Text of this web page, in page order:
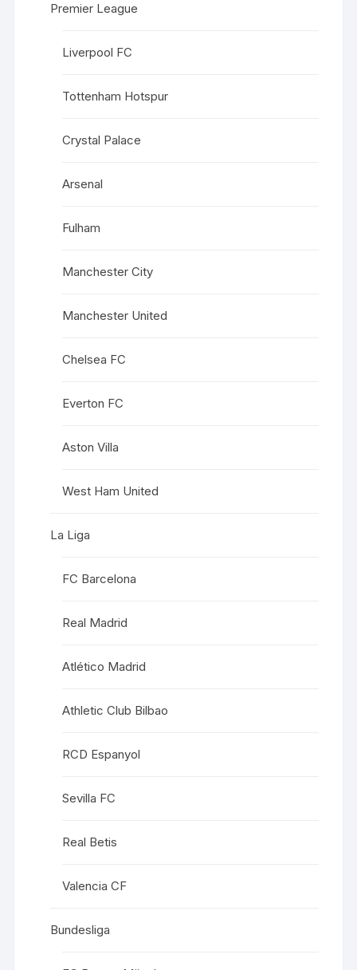
Premier League
Liverpool FC
Tottenham Hotspur
Crystal Palace
Arsenal
Fulham
Manchester City
Manchester United
Chelsea FC
Everton FC
Aston Villa
West Ham United
La Liga
FC Barcelona
Real Madrid
Atlético Madrid
Athletic Club Bilbao
RCD Espanyol
Sevilla FC
Real Betis
Valencia CF
Bundesliga